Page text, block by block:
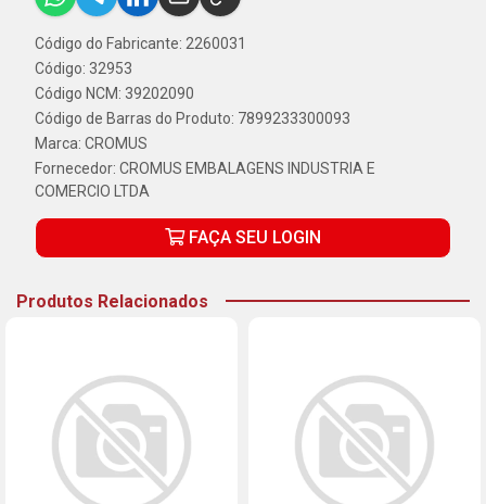
Código do Fabricante: 2260031
Código: 32953
Código NCM: 39202090
Código de Barras do Produto: 7899233300093
Marca: CROMUS
Fornecedor: CROMUS EMBALAGENS INDUSTRIA E
COMERCIO LTDA
FAÇA SEU LOGIN
Produtos Relacionados